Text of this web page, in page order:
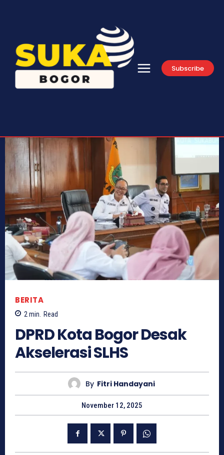
Subscribe
BERITA
2min. Read
DPRD Kota Bogor Desak
Akselerasi SLHS
By Fitri Handayani
November 12, 2025